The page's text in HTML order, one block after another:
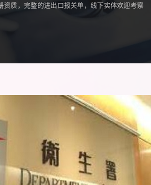
资质，完整的进出口报关单，线下实体欢迎考察